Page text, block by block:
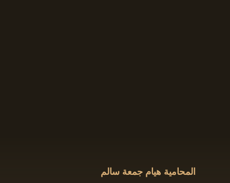
المحامية هيام جمعة سالم